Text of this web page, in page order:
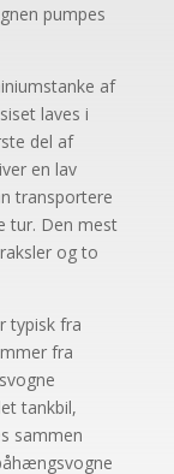
pumpes
af
laves i
del af
en lav
transportere
tur. Den mest
og to
typisk fra
fra
tankbil,
sammen